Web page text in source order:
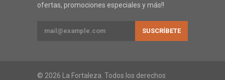
ofertas, promociones especiales y más!!
© 2026 La Fortaleza. Todos los derechos